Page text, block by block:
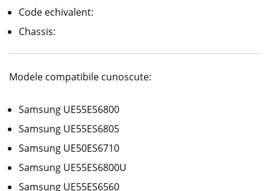
Code echivalent:
Chassis:
Modele compatibile cunoscute:
Samsung UE55ES6800
Samsung UE55ES6805
Samsung UE50ES6710
Samsung UE55ES6800U
Samsung UE55ES6560